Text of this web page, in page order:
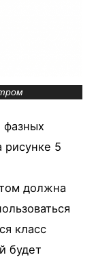
фазных
рисунке 5
должна
класс
будет